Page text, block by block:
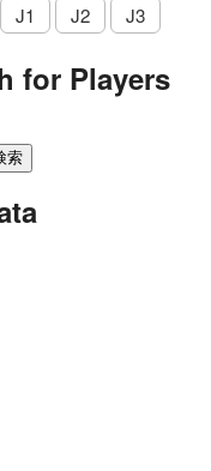
J1 J2 J3
for Players
索